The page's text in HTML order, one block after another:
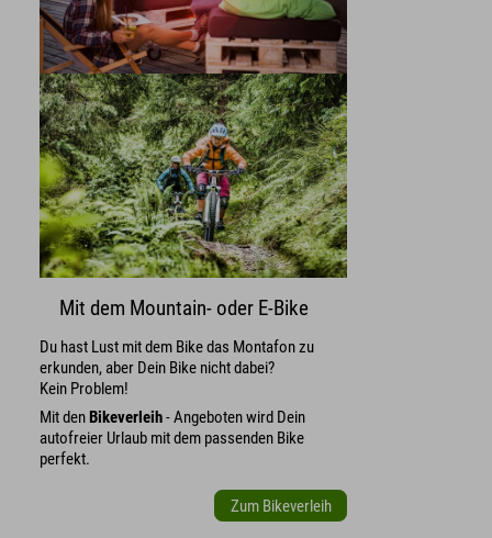
Mit dem Mountain- oder E-Bike
Du hast Lust mit dem Bike das Montafon zu
erkunden, aber Dein Bike nicht dabei?
Kein Problem!
Mit denBikeverleih- Angeboten wird Dein
autofreier Urlaub mit dem passenden Bike
perfekt.
Zum Bikeverleih